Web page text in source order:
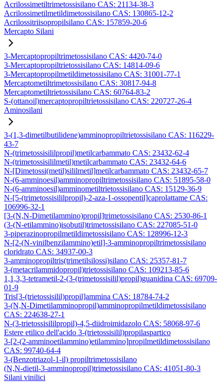
Acrilossimetiltrimetossisilano CAS: 21134-38-3
Acrilossimetilmetildimetossisilano CAS: 130865-12-2
Acrilossitriisopropilsilano CAS: 157859-20-6
Mercapto Silani
3-Mercaptopropiltrimetossisilano CAS: 4420-74-0
3-Mercaptopropiltrietossisilano CAS: 14814-09-6
3-Mercaptopropilmetildimetossisilano CAS: 31001-77-1
Mercaptometiltrimetossisilano CAS: 30817-94-8
Mercaptometiltrietossisilano CAS: 60764-83-2
S-(ottanoil)mercaptopropiltrietossisilano CAS: 220727-26-4
Aminosilani
3-(1,3-dimetilbutilidene)amminopropiltrietossisilano CAS: 116229-
43-7
N-(trimetossisililpropil)metilcarbammato CAS: 23432-62-4
N-(trimetossisililmetil)metilcarbammato CAS: 23432-64-6
N-[Dimetossi(metil)sililmetil]metilcarbammato CAS: 23432-65-7
N-(6-amminoesil)amminopropiltrimetossisilano CAS: 51895-58-0
N-(6-amminoesil)amminometiltrietossisilano CAS: 15129-36-9
N-[5-(trimetossisililpropil)-2-aza-1-ossopentil]caprolattame CAS:
106996-32-1
[3-(N,N-Dimetilammino)propil]trimetossisilano CAS: 2530-86-1
(3-(N-etilammino)isobutil)trimetossisilano CAS: 227085-51-0
3-piperazinopropilmetildimetossisilano CAS: 128996-12-3
N-[2-(N-vinilbenzilammino)etil]-3-amminopropiltrimetossisilano
cloridrato CAS: 34937-00-3
3-amminopropiltris(trimetilsilossi)silano CAS: 25357-81-7
3-(metacrilammidopropil)trietossisilano CAS: 109213-85-6
1,1,3,3-tetrametil-2-(3-(trimetossisilil)propil)guanidina CAS: 69709-
01-9
Tris[3-(trietossisilil)propil]ammina CAS: 18784-74-2
3-(N,N-Dimetilamminopropil)amminopropilmetildimetossisilano
CAS: 224638-27-1
N-(3-trietossisililpropil)-4,5-diidroimidazolo CAS: 58068-97-6
Estere etilico dell'acido 3-(trietossisilil)propilaspartico
3-[2-(2-amminoetilammino)etilammino]propilmetildimetossisilano
CAS: 99740-64-4
3-(Benzotriazol-1-il) propiltrimetossisilano
(N,N-dietil-3-amminopropil)trimetossisilano CAS: 41051-80-3
Silani vinilici